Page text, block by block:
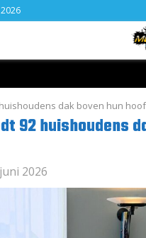
dak boven hun
92 huishoudens
2026